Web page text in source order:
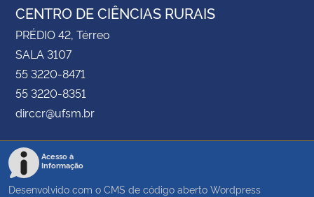
CENTRO DE CIÊNCIAS RURAIS
PRÉDIO 42, Térreo
SALA 3107
55 3220-8471
55 3220-8351
dirccr@ufsm.br
Acesso à
Informação
Desenvolvido com o CMS de código aberto Wordpress